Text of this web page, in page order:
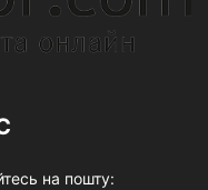
на пошту: